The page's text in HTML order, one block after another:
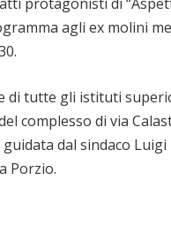
agli ex molini
di tutte gli istituti
complesso di via
dal sindaco
Porzio.